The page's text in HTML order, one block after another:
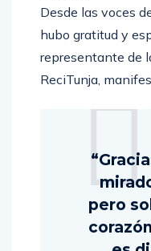
Desde las voces
hubo gratitud y
representante de
ReciTunja,
pero